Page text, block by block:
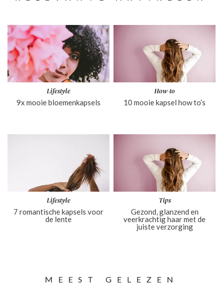
Lifestyle
9x mooie bloemenkapsels
How-to
10 mooie kapsel how to’s
Lifestyle
7 romantische kapsels voor
de lente
Tips
Gezond, glanzend en
veerkrachtig haar met de
juiste verzorging
MEEST GELEZEN